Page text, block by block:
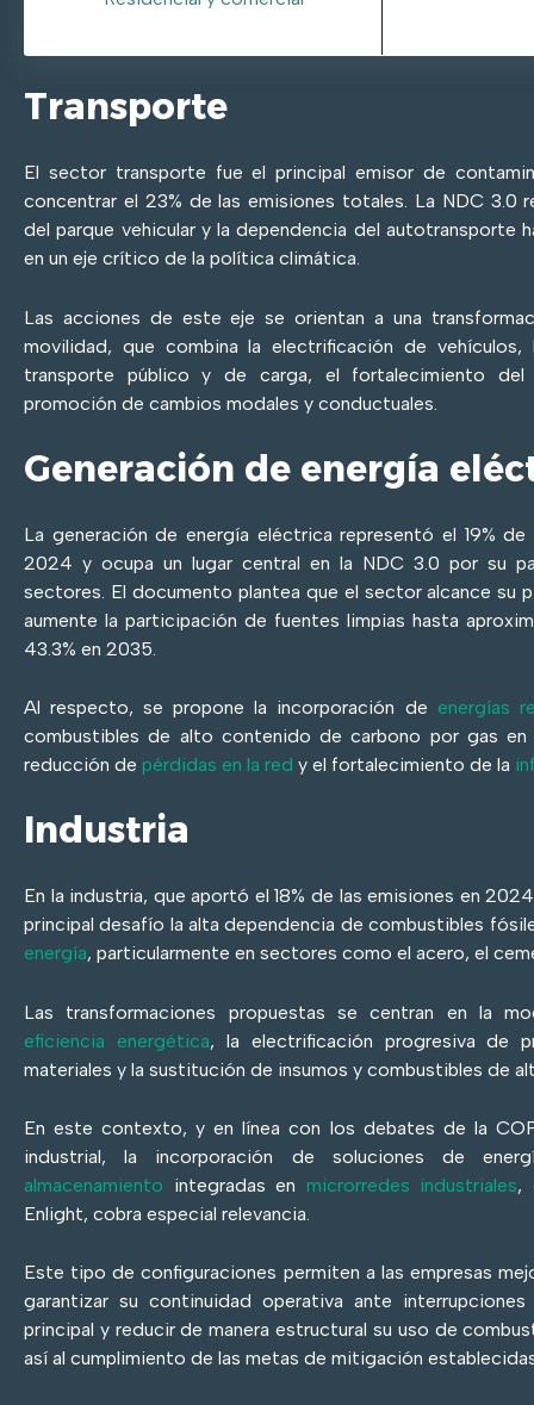
Transporte
El sector transporte fue el principal emisor de
concentrar el 23% de las emisiones totales. La NDC 3.0
del parque vehicular y la dependencia del autotransporte
en un eje crítico de la política climática.
Las acciones de este eje se orientan a una
movilidad, que combina la electrificación de
transporte público y de carga, el fortalecimiento
promoción de cambios modales y conductuales.
Generación de energía
La generación de energía eléctrica representó el 19% de
2024 y ocupa un lugar central en la NDC 3.0 por su
sectores. El documento plantea que el sector alcance su
aumente la participación de fuentes limpias hasta
43.3% en 2035.
Al respecto, se propone la incorporación de energías
combustibles de alto contenido de carbono por gas en
reducción de pérdidas en la red y el fortalecimiento de la
Industria
En la industria, que aportó el 18% de las emisiones en
principal desafío la alta dependencia de combustibles
energía, particularmente en sectores como el acero, el
Las transformaciones propuestas se centran en la
eficiencia energética, la electrificación progresiva de
materiales y la sustitución de insumos y combustibles de
En este contexto, y en línea con los debates de la
industrial, la incorporación de soluciones de
almacenamiento integradas en microrredes industriales,
Enlight, cobra especial relevancia.
Este tipo de configuraciones permiten a las empresas
garantizar su continuidad operativa ante
principal y reducir de manera estructural su uso de
así al cumplimiento de las metas de mitigación